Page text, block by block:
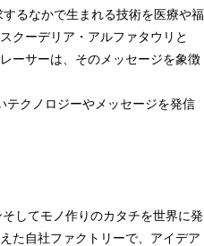
るなかで生まれる技術を医療や福
クーデリア・アルファタウリと
ーサーは、そのメッセージを象徴
テクノロジーやメッセージを発信
してモノ作りのカタチを世界に発
た自社ファクトリーで、アイデア